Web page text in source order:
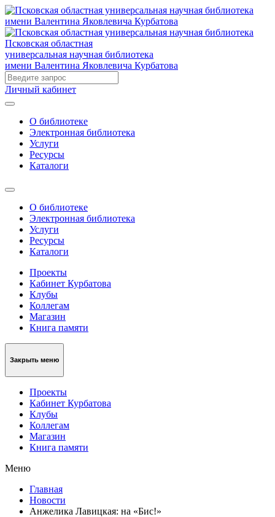
Псковская областная
универсальная научная библиотека
имени Валентина Яковлевича Курбатова
Личный кабинет
О библиотеке
Электронная библиотека
Услуги
Ресурсы
Каталоги
О библиотеке
Электронная библиотека
Услуги
Ресурсы
Каталоги
Проекты
Кабинет Курбатова
Клубы
Коллегам
Магазин
Книга памяти
Закрыть меню
Проекты
Кабинет Курбатова
Клубы
Коллегам
Магазин
Книга памяти
Меню
Главная
Новости
Анжелика Лавицкая: на «Бис!»